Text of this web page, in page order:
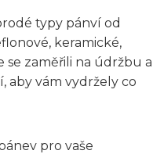
typy pánví od
keramické,
se zaměřili na údržbu a
aby vám vydržely co
pro vaše